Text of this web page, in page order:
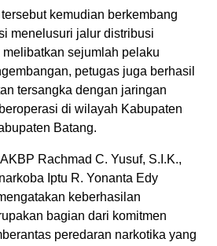
kemudian berkembang
menelusuri jalur distribusi
sejumlah pelaku
petugas juga berhasil
tersangka dengan jaringan
di wilayah Kabupaten
Batang.
Rachmad C. Yusuf, S.I.K.,
Iptu R. Yonanta Edy
keberhasilan
bagian dari komitmen
peredaran narkotika yang